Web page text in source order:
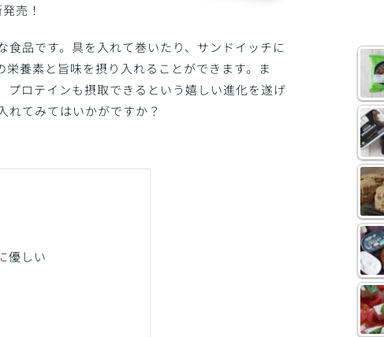
売！
食品です。具を入れて巻いたり、サンドイッチに
養素と旨味を摂り入れることができます。ま
ロテインも摂取できるという嬉しい進化を遂げ
れてみてはいかがですか？
優しい